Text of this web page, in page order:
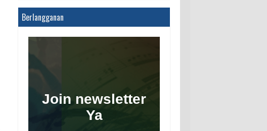
Berlangganan
Join newsletter
Ya